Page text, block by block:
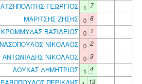
ΓΕΩΡΓΙΟΣ 1 7
ΜΑΡΙΤΣΗΣ ΖΗΣΗΣ 0 8
ΚΡΟΜΜΥΔΑΣ ΒΑΣΙΛΕΙΟΣ 0 1
ΝΙΚΟΛΑΟΣ 0 2
ΑΝΤΩΝΙΑΔΗΣ ΝΙΚΟΛΑΟΣ 0 3
ΛΟΥΚΑΣ ΔΗΜΗΤΡΙΟΣ 1 4
13